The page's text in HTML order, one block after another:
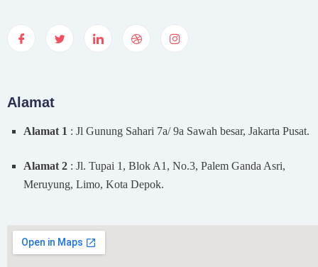
Alamat
Alamat 1 : Jl Gunung Sahari 7a/ 9a Sawah besar, Jakarta Pusat.
Alamat 2 : Jl. Tupai 1, Blok A1, No.3, Palem Ganda Asri,
Meruyung, Limo, Kota Depok.